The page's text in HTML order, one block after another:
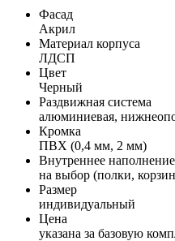
Фасад
Акрил
Материал корпуса
ЛДСП
Цвет
Черный
Раздвижная система
алюминиевая,
Кромка
ПВХ (0,4 мм, 2 мм)
Внутреннее наполнение
на выбор (полки,
Размер
индивидуальный
Цена
указана за базовую